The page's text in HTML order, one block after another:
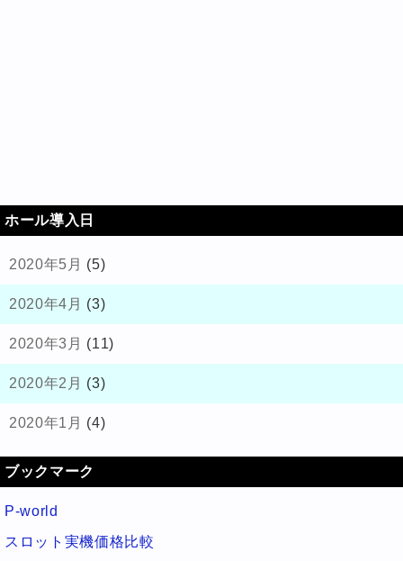
ホール導入日
2020年5月 (5)
2020年4月 (3)
2020年3月 (11)
2020年2月 (3)
2020年1月 (4)
ブックマーク
P-world
スロット実機価格比較